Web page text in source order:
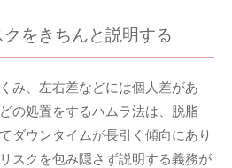
をきちんと説明する
み、左右差などには個人差があ
の処置をするハムラ法は、脱脂
ダウンタイムが長引く傾向にあり
スクを包み隠さず説明する義務が